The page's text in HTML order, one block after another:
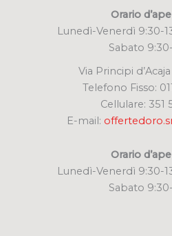
Orario
Lunedì-Venerdì 9:30-
Sabato
Via Principi
Telefono Fisso:
Cellulare: 351
E-mail:
Orario
Lunedì-Venerdì 9:30-
Sabato